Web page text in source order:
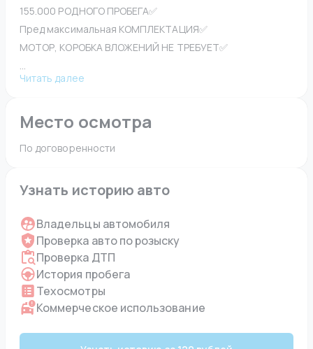
155.000 РОДНОГО ПРОБЕГА✅
Пред максимальная КОМПЛЕКТАЦИЯ✅
МОТОР, КОРОБКА ВЛОЖЕНИЙ НЕ ТРЕБУЕТ✅
...
Читать далее
Место осмотра
По договоренности
Узнать историю авто
Владельцы автомобиля
Проверка авто по розыску
Проверка ДТП
История пробега
Техосмотры
Коммерческое использование